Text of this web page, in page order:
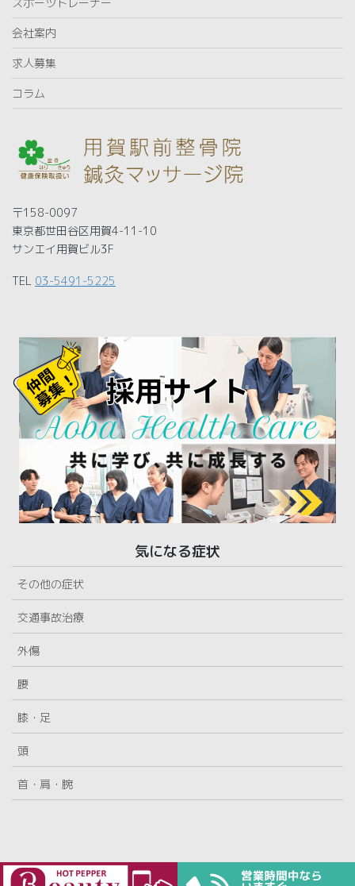
会社案内
求人募集
コラム
〒158-0097
東京都世田谷区用賀4-11-10
サンエイ用賀ビル3F
TEL 03-5491-5225
気になる症状
その他の症状
交通事故治療
外傷
腰
膝・足
頭
首・肩・腕
Copyright © 用賀駅前整骨院 All Rights Reserved.